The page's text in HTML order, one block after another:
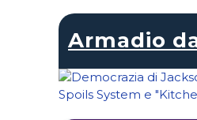
Armadio